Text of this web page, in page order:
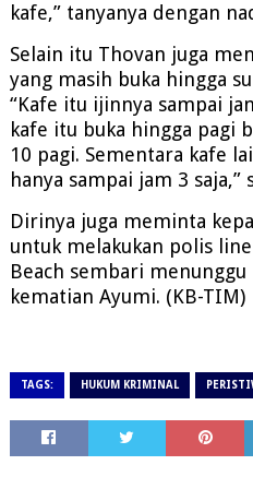
kafe,” tanyanya dengan
Selain itu Thovan juga
yang masih buka hingga
“Kafe itu ijinnya sampai
kafe itu buka hingga pagi
10 pagi. Sementara kafe
hanya sampai jam 3 saja,”
Dirinya juga meminta
untuk melakukan polis
Beach sembari
kematian Ayumi. (KB-TIM)
TAGS: HUKUM KRIMINAL